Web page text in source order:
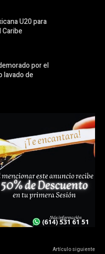
U20 para
por el
lavado de
Artículo siguiente